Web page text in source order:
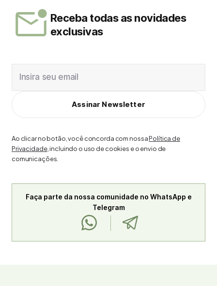
Receba todas as novidades
exclusivas
Insira seu email
Assinar Newsletter
Ao clicar no botão, você concorda com nossaPolítica de
Privacidade, incluindo o uso de cookies e o envio de
comunicações.
Faça parte da nossa comunidade no WhatsApp e
Telegram